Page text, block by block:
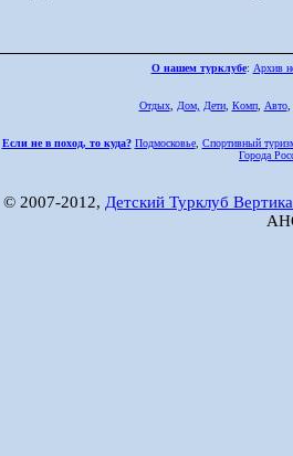
О нашем турклубе: Архив
Отдых, Дом, Дети, Комп, Авто,
Если не в поход, то куда? Подмосковье, Спортивный
Города
© 2007-2012, Детский Турклуб